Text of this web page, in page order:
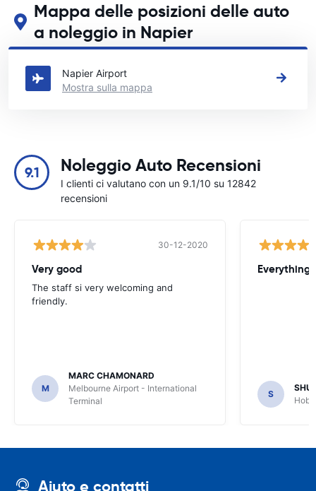
Mappa delle posizioni delle auto
a noleggio in Napier
Guarda le nostre principali sedi di autonoleggio in Napier
Napier Airport
Mostra sulla mappa
9.1 Noleggio Auto Recensioni
I clienti ci valutano con un 9.1/10 su 12842
recensioni
30-12-2020
Very good
The staff si very welcoming and
friendly.
M
MARC CHAMONARD
Melbourne Airport - International
Terminal
Everything
S
Aiuto e contatti